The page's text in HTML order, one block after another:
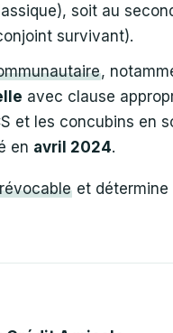
soit au
survivant).
,
avec clause
et les concubins en
en avril 2024.
et détermine